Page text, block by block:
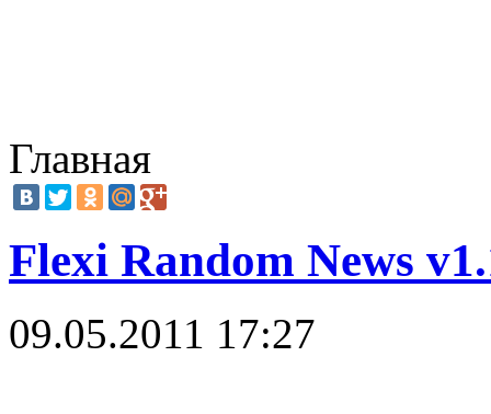
Главная
Flexi Random News
09.05.2011 17:27